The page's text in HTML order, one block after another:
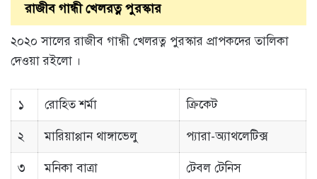
রাজীব গান্ধী খেলরত্ন পুরস্কার
২০২০ সালের রাজীব গান্ধী খেলরত্ন পুরস্কার প্রাপকদের তালিকা
দেওয়া রইলো ।
১ রোহিত শর্মা ক্রিকেট
২ মারিয়াপ্পান থাঙ্গাভেলু প্যারা-অ্যাথলেটিক্স
৩ মনিকা বাত্রা টেবল টেনিস